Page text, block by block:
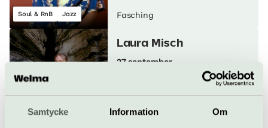
Samtycke Information Om
Soul & RnB Jazz Fasching
Jazz Konsert
Laura Misch
27 september
Fasching